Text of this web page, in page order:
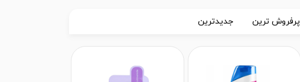
پرفروش ترین جدیدترین